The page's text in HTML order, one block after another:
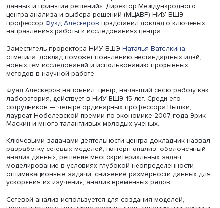
использования позволит снизить последствия
бедствий и повысить качество бизнес-процессов и
госуправления.
НИУ ВШЭ провел семинар «Современные методы
данных и принятия решений». Директор
центра анализа и выбора решений (МЦАВР) НИУ ВШЭ
профессорФуад Алескеров
направлениях работы и исследованиях центра.
Заместитель проректора НИУ ВШЭНаталья Ватолкина
отметила: доклад поможет появлению нестандартных
новых тем исследований и использованию прорывных
методов в научной работе.
Фуад Алескеров напомнил: центр, начавший свою
лаборатория, действует в НИУ ВШЭ 15 лет. Среди его
сотрудников — четыре ординарных профессора Вышки,
лауреат Нобелевской премии по экономике 2007 года